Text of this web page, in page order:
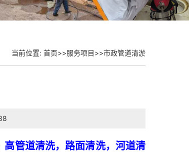
当前位置: 首页>>服务项目>>市政管道清淤
高管道清洗，路面清洗，河道清